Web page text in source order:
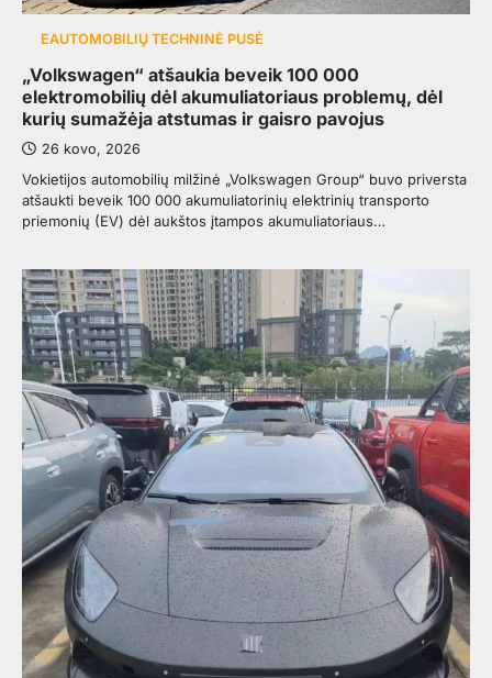
EAUTOMOBILIŲ TECHNINĖ PUSĖ
„Volkswagen“ atšaukia beveik 100 000
elektromobilių dėl akumuliatoriaus problemų, dėl
kurių sumažėja atstumas ir gaisro pavojus
26 kovo, 2026
Vokietijos automobilių milžinė „Volkswagen Group“ buvo priversta
atšaukti beveik 100 000 akumuliatorinių elektrinių transporto
priemonių (EV) dėl aukštos įtampos akumuliatoriaus…